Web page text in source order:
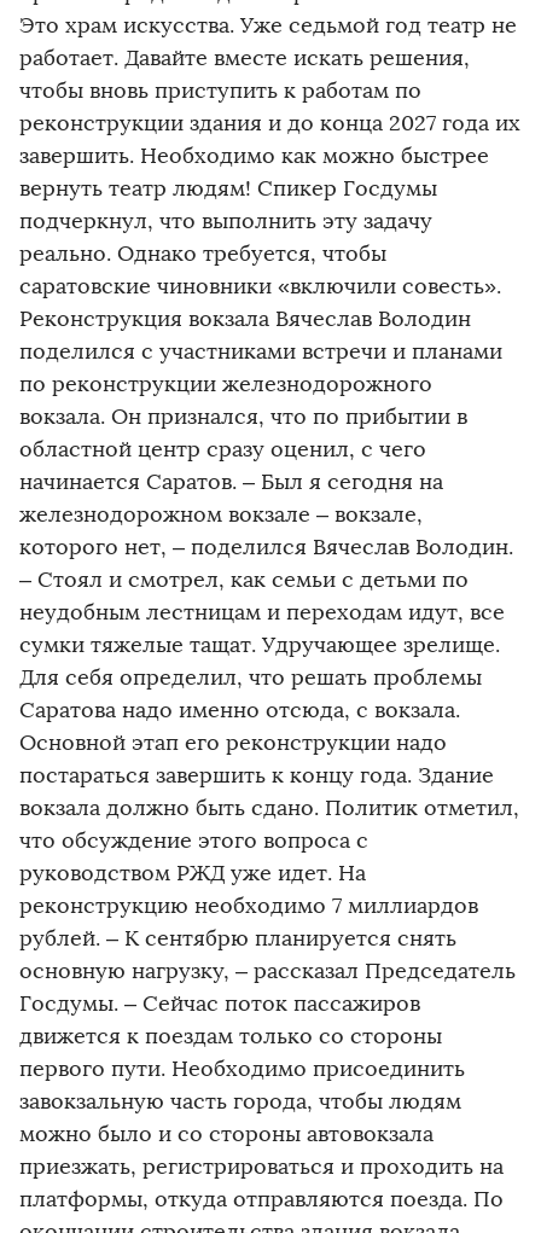
Это храм искусства. Уже седьмой год театр не
работает. Давайте вместе искать решения,
чтобы вновь приступить к работам по
реконструкции здания и до конца 2027 года их
завершить. Необходимо как можно быстрее
вернуть театр людям! Спикер Госдумы
подчеркнул, что выполнить эту задачу
реально. Однако требуется, чтобы
саратовские чиновники «включили совесть».
Реконструкция вокзала Вячеслав Володин
поделился с участниками встречи и планами
по реконструкции железнодорожного
вокзала. Он признался, что по прибытии в
областной центр сразу оценил, с чего
начинается Саратов. – Был я сегодня на
железнодорожном вокзале – вокзале,
которого нет, – поделился Вячеслав Володин.
– Стоял и смотрел, как семьи с детьми по
неудобным лестницам и переходам идут, все
сумки тяжелые тащат. Удручающее зрелище.
Для себя определил, что решать проблемы
Саратова надо именно отсюда, с вокзала.
Основной этап его реконструкции надо
постараться завершить к концу года. Здание
вокзала должно быть сдано. Политик отметил,
что обсуждение этого вопроса с
руководством РЖД уже идет. На
реконструкцию необходимо 7 миллиардов
рублей. – К сентябрю планируется снять
основную нагрузку, – рассказал Председатель
Госдумы. – Сейчас поток пассажиров
движется к поездам только со стороны
первого пути. Необходимо присоединить
завокзальную часть города, чтобы людям
можно было и со стороны автовокзала
приезжать, регистрироваться и проходить на
платформы, откуда отправляются поезда. По